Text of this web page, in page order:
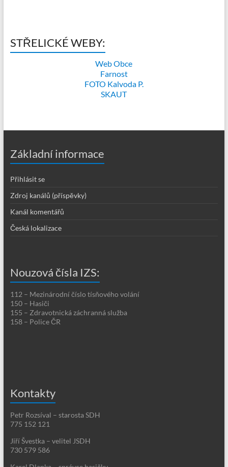
STŘELICKÉ WEBY:
Web Obce
Farnost
FOTO Kalvoda P.
SKAUT
Základní informace
Přihlásit se
Zdroj kanálů (příspěvky)
Kanál komentářů
Česká lokalizace
Nouzová čísla IZS:
112 – Mezinárodní číslo tísňového volání
150 – Hasiči
155 – Zdravotnická záchranná služba
158 – Police ČR
Kontakty
Petr Rozsíval – starosta SDH
775 152 121
Jiří Švestka – velitel JSDH
730 579 586